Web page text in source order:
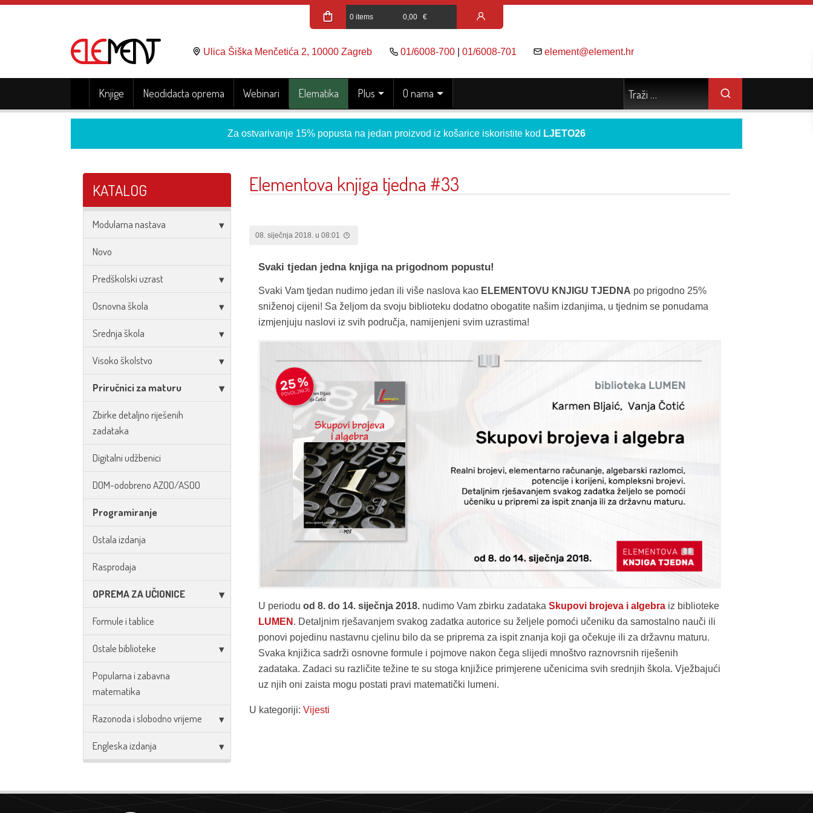
0 items 0,00 €
Ulica Šiška Menčetića 2, 10000 Zagreb 01/6008-700| 01/6008-701 element@element.hr
Knjige Neodidacta oprema Webinari Elematika Plus O nama
Za ostvarivanje 15% popusta na jedan proizvod iz košarice iskoristite kod LJETO26
KATALOG
Modularna nastava
Novo
Predškolski uzrast
Osnovna škola
Srednja škola
Visoko školstvo
Priručnici za maturu
Zbirke detaljno riješenih
zadataka
Digitalni udžbenici
DOM-odobreno AZOO/ASOO
Programiranje
Ostala izdanja
Rasprodaja
OPREMA ZA UČIONICE
Formule i tablice
Ostale biblioteke
Popularna i zabavna
matematika
Razonoda i slobodno vrijeme
Engleska izdanja
Elementova knjiga tjedna #33
08. siječnja 2018. u 08:01
Svaki tjedan jedna knjiga na prigodnom popustu!
Svaki Vam tjedan nudimo jedan ili više naslova kao ELEMENTOVU KNJIGU TJEDNA po prigodno 25%
sniženoj cijeni! Sa željom da svoju biblioteku dodatno obogatite našim izdanjima, u tjednim se ponudama
izmjenjuju naslovi iz svih područja, namijenjeni svim uzrastima!
U periodu od 8. do 14. siječnja 2018. nudimo Vam zbirku zadataka Skupovi brojeva i algebra iz biblioteke
LUMEN . Detaljnim rješavanjem svakog zadatka autorice su željele pomoći učeniku da samostalno nauči ili
ponovi pojedinu nastavnu cjelinu bilo da se priprema za ispit znanja koji ga očekuje ili za državnu maturu.
Svaka knjižica sadrži osnovne formule i pojmove nakon čega slijedi mnoštvo raznovrsnih riješenih
zadataka. Zadaci su različite težine te su stoga knjižice primjerene učenicima svih srednjih škola. Vježbajući
uz njih oni zaista mogu postati pravi matematički lumeni.
U kategoriji: Vijesti